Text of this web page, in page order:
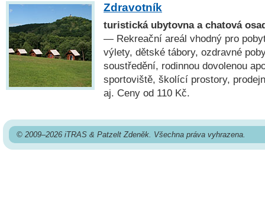
Zdravotník
turistická ubytovna a chatová
— Rekreační areál vhodný pro
výlety, dětské tábory, ozdravné
soustředění, rodinnou dovolenou
sportoviště, školící prostory,
aj. Ceny od 110 Kč.
© 2009–2026 iTRAS & Patzelt Zdeněk. Všechna práva vyhrazena.